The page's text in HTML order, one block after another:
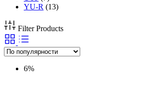
YU-R (13)
Filter Products
6%